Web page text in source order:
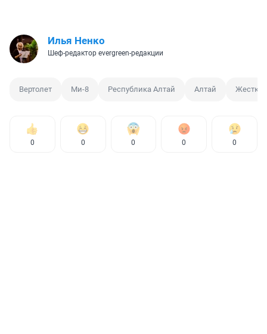
Илья Ненко
Шеф-редактор evergreen-редакции
Вертолет Ми-8 Республика Алтай Алтай
0 0 0 0 0